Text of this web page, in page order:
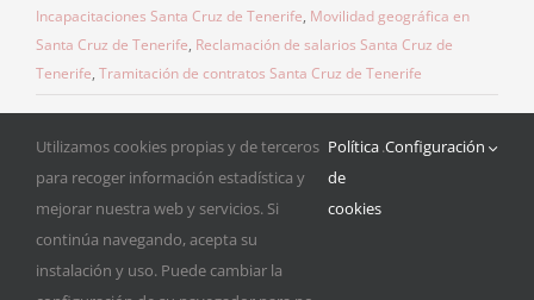
Incapacitaciones Santa Cruz de Tenerife, Movilidad geográfica en
Santa Cruz de Tenerife, Reclamación de salarios Santa Cruz de
Tenerife, Tramitación de contratos Santa Cruz de Tenerife
© Copyright 2015 -2026 Estévez & Asociados |
Utilizamos cookies propias y de terceros
para recoger información estadística y
mejorar nuestra web y servicios. Si
continúa navegando, acepta su
instalación y uso. Puede cambiar la
Política
de
cookies
.Configuración